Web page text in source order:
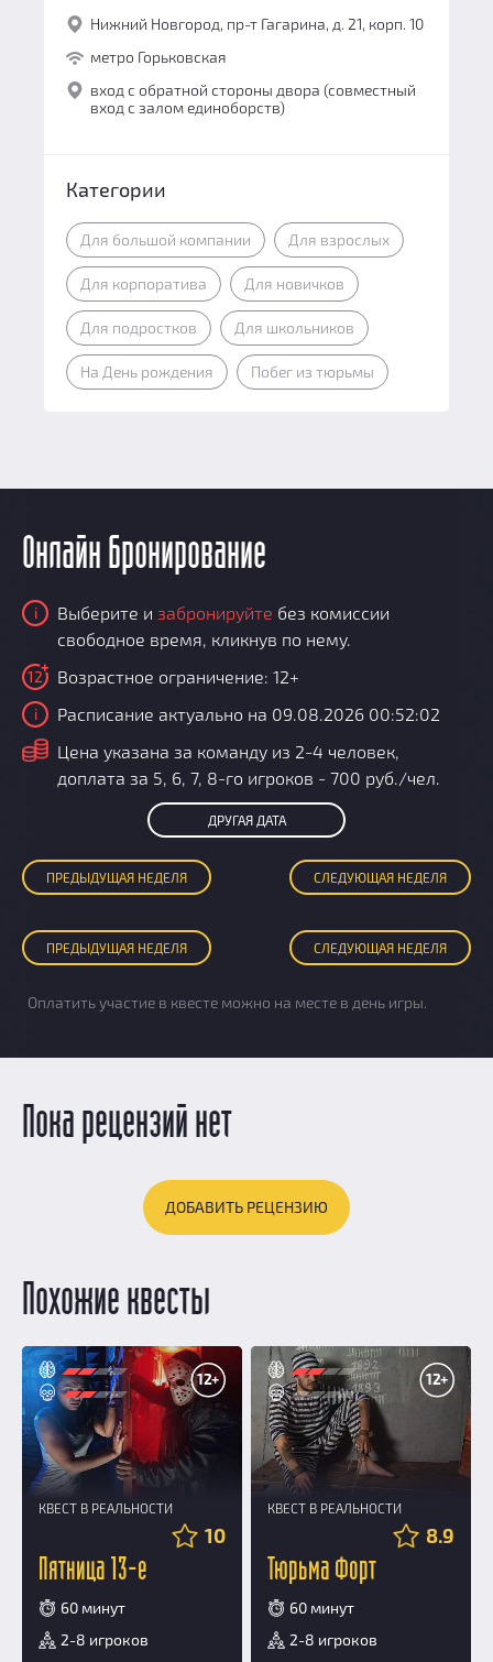
Нижний Новгород, пр-т Гагарина, д. 21, корп. 10
метро Горьковская
вход с обратной стороны двора (совместный
вход с залом единоборств)
Категории
Для большой компании Для взрослых
Для корпоратива Для новичков
Для подростков Для школьников
На День рождения Побег из тюрьмы
Онлайн бронирование
i Выберите и забронируйте без комиссии
свободное время, кликнув по нему.
12 Возрастное ограничение: 12+
i Расписание актуально на 09.08.2026 00:52:02
i
Цена указана за команду из 2-4 человек,
доплата за 5, 6, 7, 8-го игроков - 700 руб./чел.
ДРУГАЯ ДАТА
ПРЕДЫДУЩАЯ НЕДЕЛЯ СЛЕДУЮЩАЯ НЕДЕЛЯ
ПРЕДЫДУЩАЯ НЕДЕЛЯ СЛЕДУЮЩАЯ НЕДЕЛЯ
Оплатить участие в квесте можно на месте в день игры.
Пока рецензий нет
ДОБАВИТЬ РЕЦЕНЗИЮ
Похожие квесты
12+
КВЕСТ В РЕАЛЬНОСТИ
10
Пятница 13-е
60 минут
2-8 игроков
12+
КВЕСТ В РЕАЛЬНОСТИ
8.9
Тюрьма Форт
60 минут
2-8 игроков